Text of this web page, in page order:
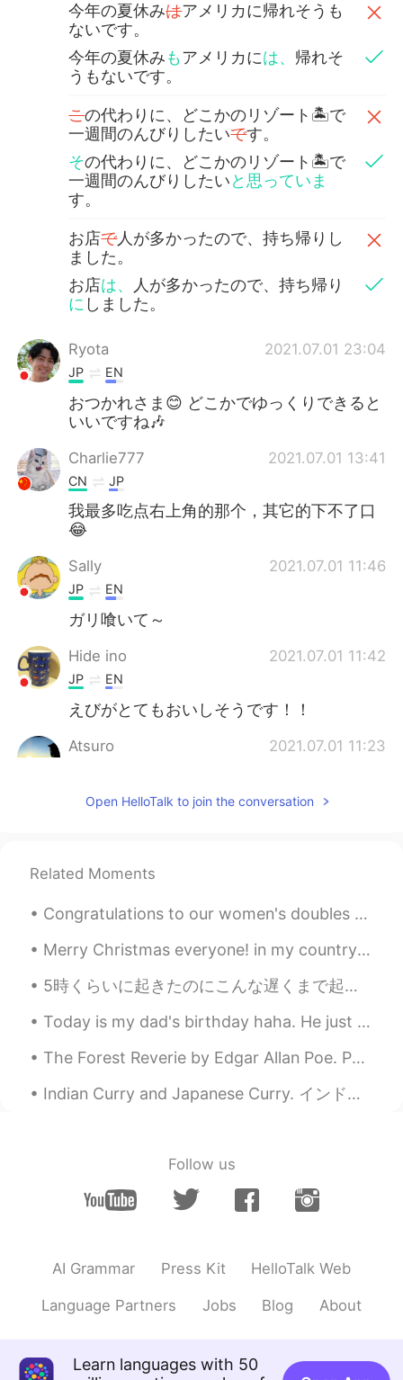
今年の夏休みはアメリカに帰れそうも
ないです。
今年の夏休みもアメリカには、 帰れそ
うもないです。
この代わりに、どこかのリゾート🏝で
一週間のんびりしたいです。
その代わりに、どこかのリゾート🏝で
一週間のんびりしたいと思っていま
す。
お店で人が多かったので、持ち帰りし
ました。
お店は、
人が多かったので、持ち帰り
に しました。
Ryota 2021.07.01 23:04
JP EN
おつかれさま😊 どこかでゆっくりできると
いいですね🎶
Charlie777 2021.07.01 13:41
CN JP
我最多吃点右上角的那个，其它的下不了口
😂
Sally 2021.07.01 11:46
JP EN
ガリ喰いて～
Hide ino 2021.07.01 11:42
JP EN
えびがとてもおいしそうです！！
Atsuro 2021.07.01 11:23
これはとても新鮮ですね It looks like fresh.
JP EN
石垣島に今住んでるんだけど石垣島オスス
メだよー🤗
Ryoko 2021.07.01 11:06
JP EN
寿司ネタが完璧すぎますね😍👏
Takayan 2021.07.01 10:53
今年も帰れないのは残念ですね🥺去年は神
EN
代わりに、どこかのリゾート🏝で一週
間のんびりしたいです。
ました。
Open HelloTalk to join the conversation
Related Moments
Congratulations to our women's doubles pair for winning the first Gold medal for Indonesia, which...
Merry Christmas everyone! in my country we would say, Selamat Hari Natal semua! What are your go...
Today is my dad's birthday haha. He just turned 62 years old. The last pic is the most recent on...
The Forest Reverie by Edgar Allan Poe. Part 1 of 2. 'Tis said that when The hands of men Tame...
Indian Curry and Japanese Curry. インドカレーと日本カレー They look very similar but they are so different. ...
Follow us
AI Grammar Press Kit HelloTalk Web
Language Partners Jobs Blog About
Learn languages with 50